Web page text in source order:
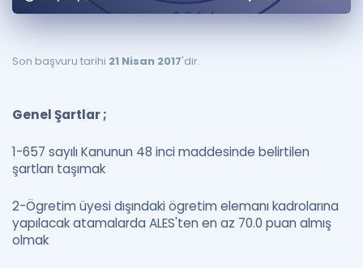
Puan Hesaplama
Kampanyalar
Blog
Son başvuru tarihi 21 Nisan 2017'dir.
Genel Şartlar ;
1-657 sayılı Kanunun 48 inci maddesinde belirtilen
şartları taşımak
2-Ögretim üyesi dışındaki ögretim elemanı kadrolarına
yapılacak atamalarda ALES'ten en az 70.0 puan almış
olmak